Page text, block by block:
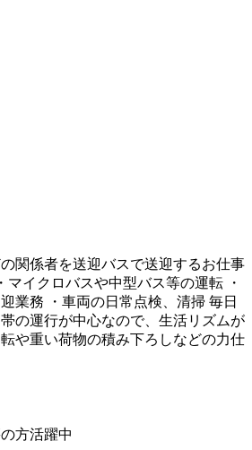
関係者を送迎バスで送迎するお仕事
マイクロバスや中型バス等の運転 ・
業務 ・車両の日常点検、清掃 毎日
の運行が中心なので、生活リズムが
や重い荷物の積み下ろしなどの力仕
方活躍中